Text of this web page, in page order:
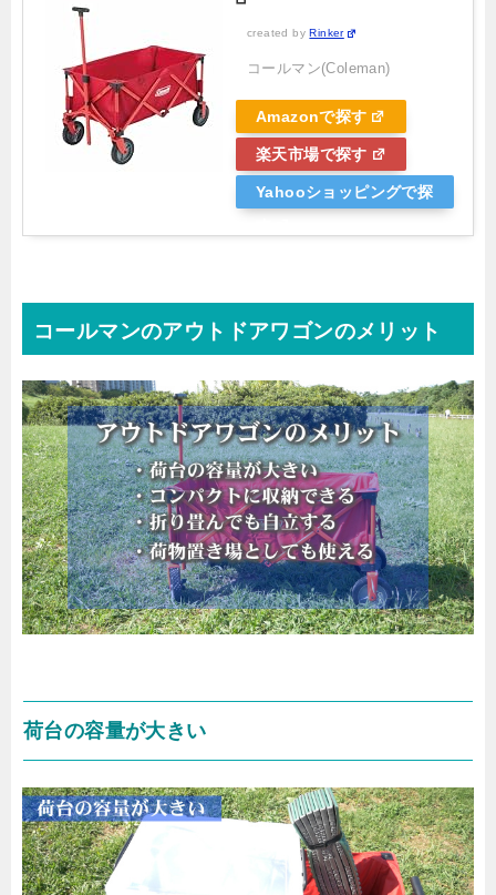
created byRinker
コールマン(Coleman)
Amazonで探す
楽天市場で探す
Yahooショッピングで探
コールマンのアウトドアワゴンのメリット
荷台の容量が大きい